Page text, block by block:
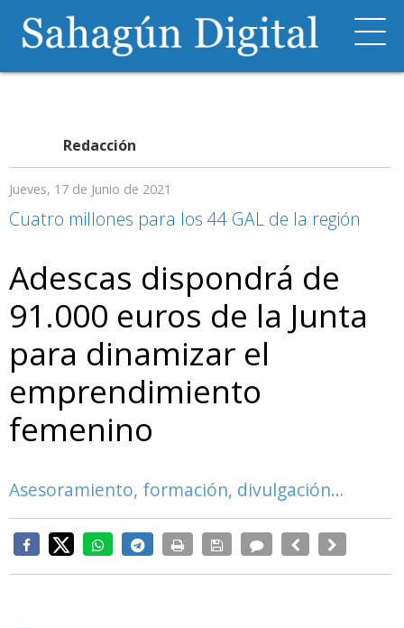
Redacción
Jueves, 17 de Junio de 2021
Cuatro millones para los 44 GAL de la región
Adescas dispondrá de
91.000 euros de la Junta
para dinamizar el
emprendimiento
femenino
Asesoramiento, formación, divulgación…